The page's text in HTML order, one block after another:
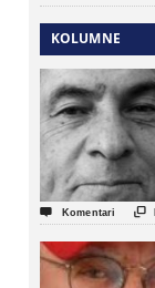
KOLUMNE
 Komentari 